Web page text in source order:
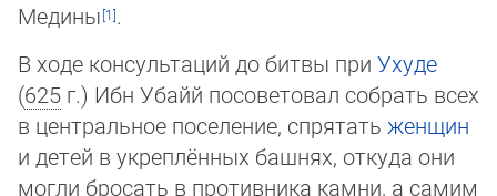
Ме­ди­ны
.
В ходе консультаций до битвы при Ухуде
(625 г.) Ибн Убайй посоветовал собрать всех
в центральное поселение, спрятать женщин
и детей в укреплённых башнях, откуда они
могли бросать в противника камни, а самим